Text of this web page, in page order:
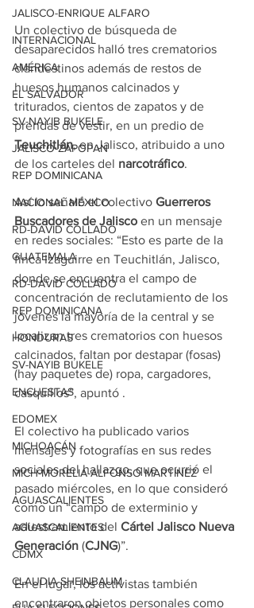
JALISCO-ENRIQUE ALFARO
INTERNACIONAL
AMÉRICA
EL SALVADOR
SV-NAYIB BUKELE
JALISCO-ZAPOPAN
REP DOMINICANA
NACIONAL MÉXICO
RD-DAVID COLLADO
GUATEMALA
RD-DAVID COLLADO
REP DOMINICANA
HONDURAS
SV-NAYIB BUKELE
ENCUESTAS
EDOMEX
MICHOACÁN
MICH-MORELIA-ALFONSO MARTÍNEZ
AGUASCALIENTES
AGUASCALIENTES
CDMX
CLAUDIA SHEINBAUM
Un colectivo de búsqueda de
desaparecidos halló tres crematorios
clandestinos además de restos de
huesos humanos calcinados y
triturados, cientos de zapatos y de
prendas de vestir, en un predio de
Teuchitlán, en Jalisco, atribuido a uno
de los carteles del narcotráfico.
Así lo señaló el colectivo Guerreros
Buscadores de Jalisco en un mensaje
en redes sociales: “Esto es parte de la
finca Izaguirre en Teuchitlán, Jalisco,
donde se encuentra el campo de
concentración de reclutamiento de los
jóvenes la mayoría de la central y se
localizan tres crematorios con huesos
calcinados, faltan por destapar (fosas)
(hay paquetes de) ropa, cargadores,
casquillos”, apuntó .
El colectivo ha publicado varios
mensajes y fotografías en sus redes
sociales del hallazgo, que ocurrió el
pasado miércoles, en lo que consideró
como un “campo de exterminio y
adiestramiento del Cártel Jalisco Nueva
Generación (CJNG)”.
En el lugar, los activistas también
encontraron objetos personales como